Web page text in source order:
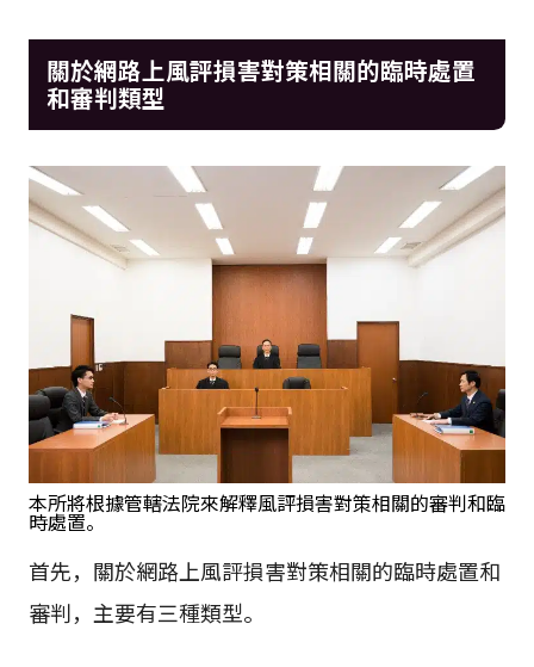
關於網路上風評損害對策相關的臨時處置
和審判類型
本所將根據管轄法院來解釋風評損害對策相關的審判和臨
時處置。
首先，關於網路上風評損害對策相關的臨時處置和
審判，主要有三種類型。